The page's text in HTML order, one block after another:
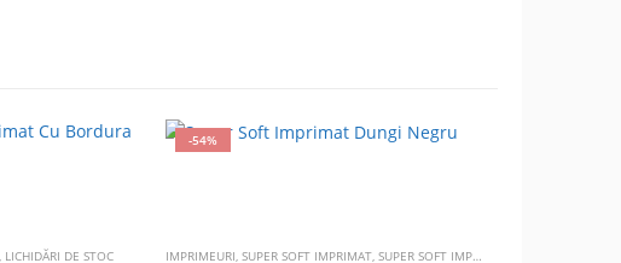
, LICHIDĂRI DE STOC
-54%
IMPRIMEURI, SUPER SOFT IMPRIMAT, SUPER SOFT IMPRIMAT